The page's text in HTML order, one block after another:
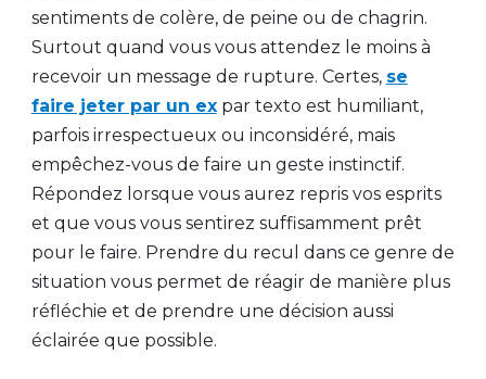
sentiments de colère, de peine ou de chagrin.
Surtout quand vous vous attendez le moins à
recevoir un message de rupture. Certes, se
faire jeter par un expar texto est humiliant,
parfois irrespectueux ou inconsidéré, mais
empêchez-vous de faire un geste instinctif.
Répondez lorsque vous aurez repris vos esprits
et que vous vous sentirez suffisamment prêt
pour le faire. Prendre du recul dans ce genre de
situation vous permet de réagir de manière plus
réfléchie et de prendre une décision aussi
éclairée que possible.